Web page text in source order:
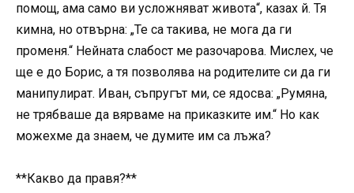
помощ, ама само ви усложняват живота“, казах й. Тя
кимна, но отвърна: „Те са такива, не мога да ги
променя.“ Нейната слабост ме разочарова. Мислех, че
ще е до Борис, а тя позволява на родителите си да ги
манипулират. Иван, съпругът ми, се ядосва: „Румяна,
не трябваше да вярваме на приказките им.“ Но как
можехме да знаем, че думите им са лъжа?
**Какво да правя?**